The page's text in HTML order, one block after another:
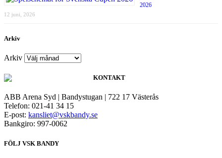
2026
12 juni, 2026
Arkiv
Arkiv
KONTAKT
ABB Arena Syd | Bandystugan | 722 17 Västerås
Telefon: 021-41 34 15
E-post: kansliet@vskbandy.se
Bankgiro: 997-0062
FÖLJ VSK BANDY